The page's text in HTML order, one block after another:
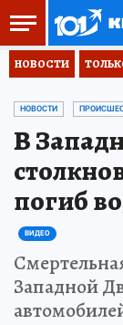
НОВОСТИ
НОВОСТИ
В
погиб
ВИДЕО
Западной